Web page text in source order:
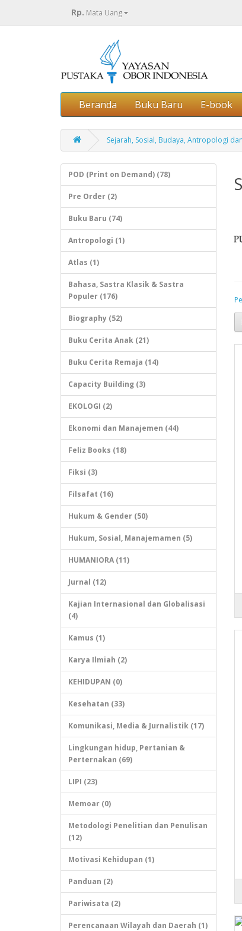
Rp. Mata Uang
Beranda Buku Baru E-book
Sejarah, Sosial, Budaya, Antropologi
POD (Print on Demand) (78)
Pre Order (2)
Buku Baru (74)
Antropologi (1)
Atlas (1)
Bahasa, Sastra Klasik & Sastra
Populer (176)
Biography (52)
Buku Cerita Anak (21)
Buku Cerita Remaja (14)
Capacity Building (3)
EKOLOGI (2)
Ekonomi dan Manajemen (44)
Feliz Books (18)
Fiksi (3)
Filsafat (16)
Hukum & Gender (50)
Hukum, Sosial, Manajemamen (5)
HUMANIORA (11)
Jurnal (12)
Kajian Internasional dan Globalisasi
(4)
Kamus (1)
Karya Ilmiah (2)
KEHIDUPAN (0)
Kesehatan (33)
Komunikasi, Media & Jurnalistik (17)
Lingkungan hidup, Pertanian &
Perternakan (69)
LIPI (23)
Memoar (0)
Metodologi Penelitian dan Penulisan
(12)
Motivasi Kehidupan (1)
Panduan (2)
Pariwisata (2)
Perencanaan Wilayah dan Daerah (1)